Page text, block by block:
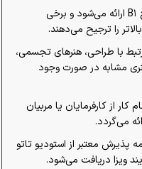
مدرک زبان آلمانی حداقل سطح B۱ ارائه می‌شود و برخی
را ترجیح می‌دهند.
با طراحی، هنرهای تجسمی،
مشابه در صورت وجود
از کارفرمایان یا مربیان
می‌گردد.
پذیرش معتبر از استودیو تاتو
ویزا دریافت می‌شود.